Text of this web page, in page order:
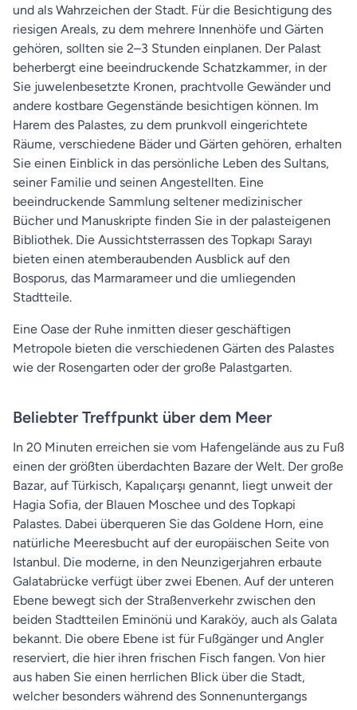
und als Wahrzeichen der Stadt. Für die Besichtigung des
riesigen Areals, zu dem mehrere Innenhöfe und Gärten
gehören, sollten sie 2–3 Stunden einplanen. Der Palast
beherbergt eine beeindruckende Schatzkammer, in der
Sie juwelenbesetzte Kronen, prachtvolle Gewänder und
andere kostbare Gegenstände besichtigen können. Im
Harem des Palastes, zu dem prunkvoll eingerichtete
Räume, verschiedene Bäder und Gärten gehören, erhalten
Sie einen Einblick in das persönliche Leben des Sultans,
seiner Familie und seinen Angestellten. Eine
beeindruckende Sammlung seltener medizinischer
Bücher und Manuskripte finden Sie in der palasteigenen
Bibliothek. Die Aussichtsterrassen des Topkapı Sarayı
bieten einen atemberaubenden Ausblick auf den
Bosporus, das Marmarameer und die umliegenden
Stadtteile.
Eine Oase der Ruhe inmitten dieser geschäftigen
Metropole bieten die verschiedenen Gärten des Palastes
wie der Rosengarten oder der große Palastgarten.
Beliebter Treffpunkt über dem Meer
In 20 Minuten erreichen sie vom Hafengelände aus zu Fuß
einen der größten überdachten Bazare der Welt. Der große
Bazar, auf Türkisch, Kapalıçarşı genannt, liegt unweit der
Hagia Sofia, der Blauen Moschee und des Topkapi
Palastes. Dabei überqueren Sie das Goldene Horn, eine
natürliche Meeresbucht auf der europäischen Seite von
Istanbul. Die moderne, in den Neunzigerjahren erbaute
Galatabrücke verfügt über zwei Ebenen. Auf der unteren
Ebene bewegt sich der Straßenverkehr zwischen den
beiden Stadtteilen Eminönü und Karaköy, auch als Galata
bekannt. Die obere Ebene ist für Fußgänger und Angler
reserviert, die hier ihren frischen Fisch fangen. Von hier
aus haben Sie einen herrlichen Blick über die Stadt,
welcher besonders während des Sonnenuntergangs